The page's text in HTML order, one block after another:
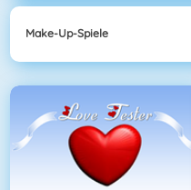
Make-Up-Spiele